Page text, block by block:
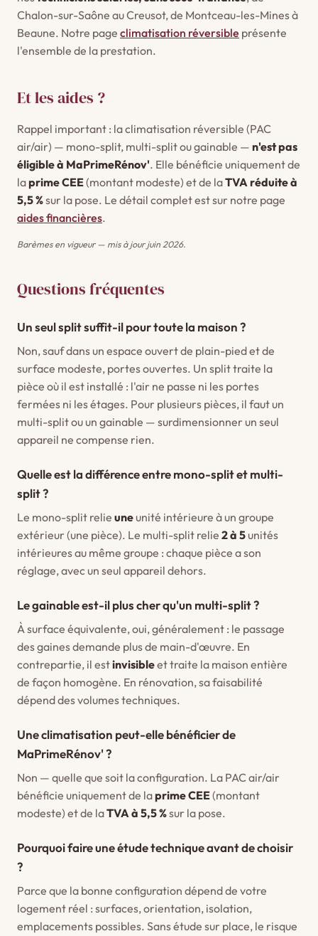
Chalon-sur-Saône au Creusot, de Montceau-les-Mines à
Beaune. Notre page climatisation réversible présente
l'ensemble de la prestation.
Et les aides ?
Rappel important : la climatisation réversible (PAC
air/air) — mono-split, multi-split ou gainable — n'est pas
éligible à MaPrimeRénov'. Elle bénéficie uniquement de
laprime CEE(montant modeste) et de laTVA réduite à
5,5 %sur la pose. Le détail complet est sur notre page
aides financières.
Barèmes en vigueur — mis à jour juin 2026.
Questions fréquentes
Un seul split suffit-il pour toute la maison ?
Non, sauf dans un espace ouvert de plain-pied et de
surface modeste, portes ouvertes. Un split traite la
pièce où il est installé : l'air ne passe ni les portes
fermées ni les étages. Pour plusieurs pièces, il faut un
multi-split ou un gainable — surdimensionner un seul
appareil ne compense rien.
Quelle est la différence entre mono-split et multi-
split ?
Le mono-split relie une unité intérieure à un groupe
extérieur (une pièce). Le multi-split relie 2 à 5 unités
intérieures au même groupe : chaque pièce a son
réglage, avec un seul appareil dehors.
Le gainable est-il plus cher qu'un multi-split ?
À surface équivalente, oui, généralement : le passage
des gaines demande plus de main-d'œuvre. En
contrepartie, il estinvisibleet traite la maison entière
de façon homogène. En rénovation, sa faisabilité
dépend des volumes techniques.
Une climatisation peut-elle bénéficier de
MaPrimeRénov' ?
Non — quelle que soit la configuration. La PAC air/air
bénéficie uniquement de laprime CEE(montant
modeste) et de laTVA à 5,5 %sur la pose.
Pourquoi faire une étude technique avant de choisir
?
Parce que la bonne configuration dépend de votre
logement réel : surfaces, orientation, isolation,
emplacements possibles. Sans étude sur place, le risque